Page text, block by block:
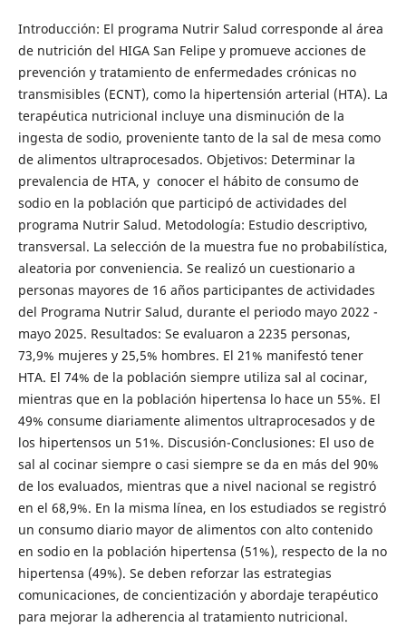
Introducción: El programa Nutrir Salud corresponde al área
de nutrición del HIGA San Felipe y promueve acciones de
prevención y tratamiento de enfermedades crónicas no
transmisibles (ECNT), como la hipertensión arterial (HTA). La
terapéutica nutricional incluye una disminución de la
ingesta de sodio, proveniente tanto de la sal de mesa como
de alimentos ultraprocesados. Objetivos: Determinar la
prevalencia de HTA, y conocer el hábito de consumo de
sodio en la población que participó de actividades del
programa Nutrir Salud. Metodología: Estudio descriptivo,
transversal. La selección de la muestra fue no probabilística,
aleatoria por conveniencia. Se realizó un cuestionario a
personas mayores de 16 años participantes de actividades
del Programa Nutrir Salud, durante el periodo mayo 2022 -
mayo 2025. Resultados: Se evaluaron a 2235 personas,
73,9% mujeres y 25,5% hombres. El 21% manifestó tener
HTA. El 74% de la población siempre utiliza sal al cocinar,
mientras que en la población hipertensa lo hace un 55%. El
49% consume diariamente alimentos ultraprocesados y de
los hipertensos un 51%. Discusión-Conclusiones: El uso de
sal al cocinar siempre o casi siempre se da en más del 90%
de los evaluados, mientras que a nivel nacional se registró
en el 68,9%. En la misma línea, en los estudiados se registró
un consumo diario mayor de alimentos con alto contenido
en sodio en la población hipertensa (51%), respecto de la no
hipertensa (49%). Se deben reforzar las estrategias
comunicaciones, de concientización y abordaje terapéutico
para mejorar la adherencia al tratamiento nutricional.